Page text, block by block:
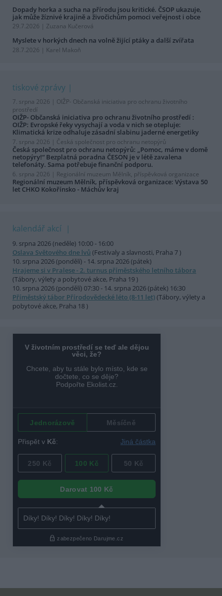
Dopady horka a sucha na přírodu jsou kritické. ČSOP ukazuje,
jak může žíznivé krajině a živočichům pomoci veřejnost i obce
29.7.2026 | Zuzana Kučerová
Myslete v horkých dnech na volně žijící ptáky a další zvířata
28.7.2026 | Karel Makoň
tiskové zprávy
7. srpna 2026 | OIŽP- Občanská iniciativa pro ochranu životního
prostředí
OIŽP- Občanská iniciativa pro ochranu životního prostředí :
OIŽP: Evropské řeky vysychají a voda v nich se otepluje:
Klimatická krize odhaluje zásadní slabinu jaderné energetiky
7. srpna 2026 | Česká společnost pro ochranu netopýrů
Česká společnost pro ochranu netopýrů: „Pomoc, máme v domě
netopýry!“ Bezplatná poradna ČESON je v létě zavalena
telefonáty. Sama potřebuje finanční podporu.
6. srpna 2026 | Regionální muzeum Mělník, příspěvková organizace
Regionální muzeum Mělník, příspěvková organizace: Výstava 50
let CHKO Kokořínsko - Máchův kraj
kalendář akcí
9. srpna 2026 (neděle) 10:00 - 16:00
Oslava Světového dne lvů (Festivaly a slavnosti, Praha 7 )
10. srpna 2026 (pondělí) - 14. srpna 2026 (pátek)
Hrajeme si v Pralese - 2. turnus příměstského letního tábora
(Tábory, výlety a pobytové akce, Praha 19 )
10. srpna 2026 (pondělí) 07:30 - 14. srpna 2026 (pátek) 16:30
Příměstský tábor Přírodovědecké léto (8-11 let)(Tábory, výlety a
pobytové akce, Praha 18 )